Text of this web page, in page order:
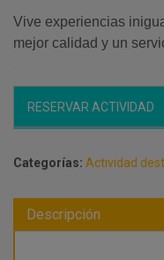
Vive experiencias
mejor calidad y un
RESERVAR ACTIVIDAD
Categorías: Actividad
Descripción